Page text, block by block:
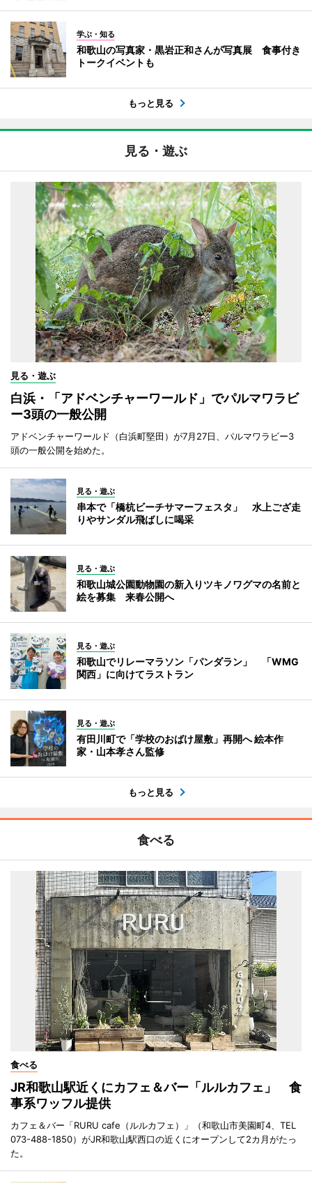
学ぶ・知る
和歌山の写真家・黒岩正和さんが写真展 食事付き
トークイベントも
もっと見る
見る・遊ぶ
見る・遊ぶ
白浜・「アドベンチャーワールド」でパルマワラビ
ー3頭の一般公開
アドベンチャーワールド（白浜町堅田）が7月27日、パルマワラビー3
頭の一般公開を始めた。
見る・遊ぶ
串本で「橋杭ビーチサマーフェスタ」 水上ござ走
りやサンダル飛ばしに喝采
見る・遊ぶ
和歌山城公園動物園の新入りツキノワグマの名前と
絵を募集 来春公開へ
見る・遊ぶ
和歌山でリレーマラソン「パンダラン」 「WMG
関西」に向けてラストラン
見る・遊ぶ
有田川町で「学校のおばけ屋敷」再開へ 絵本作
家・山本孝さん監修
もっと見る
食べる
食べる
JR和歌山駅近くにカフェ＆バー「ルルカフェ」 食
事系ワッフル提供
カフェ＆バー「RURU cafe（ルルカフェ）」（和歌山市美園町4、TEL
073-488-1850）がJR和歌山駅西口の近くにオープンして2カ月がたっ
た。